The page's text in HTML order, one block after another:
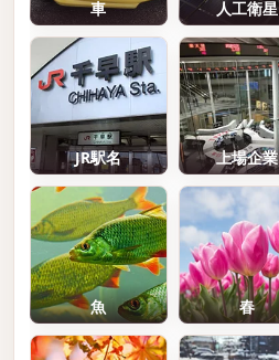
車 人工衛星
JR駅名 上場企業
魚 春